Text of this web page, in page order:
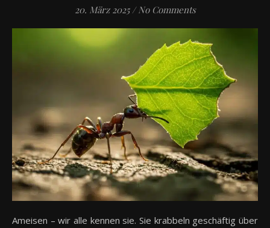
20. März 2025 / No Comments
Ameisen – wir alle kennen sie. Sie krabbeln geschäftig über